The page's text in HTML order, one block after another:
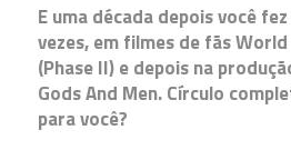
E uma década depois você
vezes, em filmes de fãs
(Phase II) e depois na
Gods And Men. Círculo
para você?